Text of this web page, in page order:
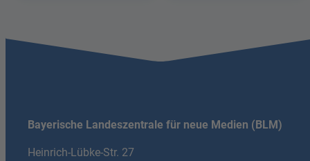
Bayerische Landeszentrale für neue Medien (BLM)
Heinrich-Lübke-Str. 27